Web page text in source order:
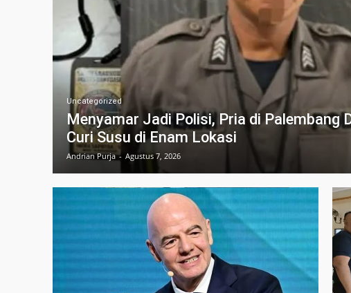
Uncategorized
Menyamar Jadi Polisi, Pria di Palembang
Curi Susu di Enam Lokasi
Andrian Purja - Agustus 7, 2026